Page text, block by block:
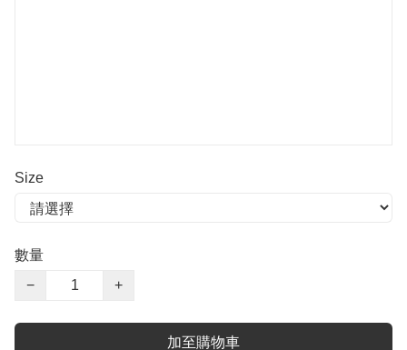
Size
數量
−
+
加至購物車